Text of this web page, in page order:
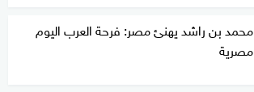
محمد بن راشد يهنئ مصر: فرحة العرب اليوم
مصرية